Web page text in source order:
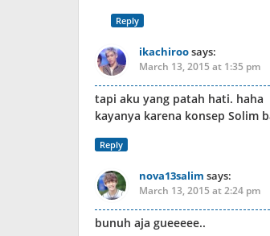
Reply
ikachiroosays:
March 13, 2015 at 1:35 pm
tapi aku yang patah hati. haha
kayanya karena konsep Solim
Reply
nova13salim says:
March 13, 2015 at 2:24 pm
bunuh aja gueeeee..